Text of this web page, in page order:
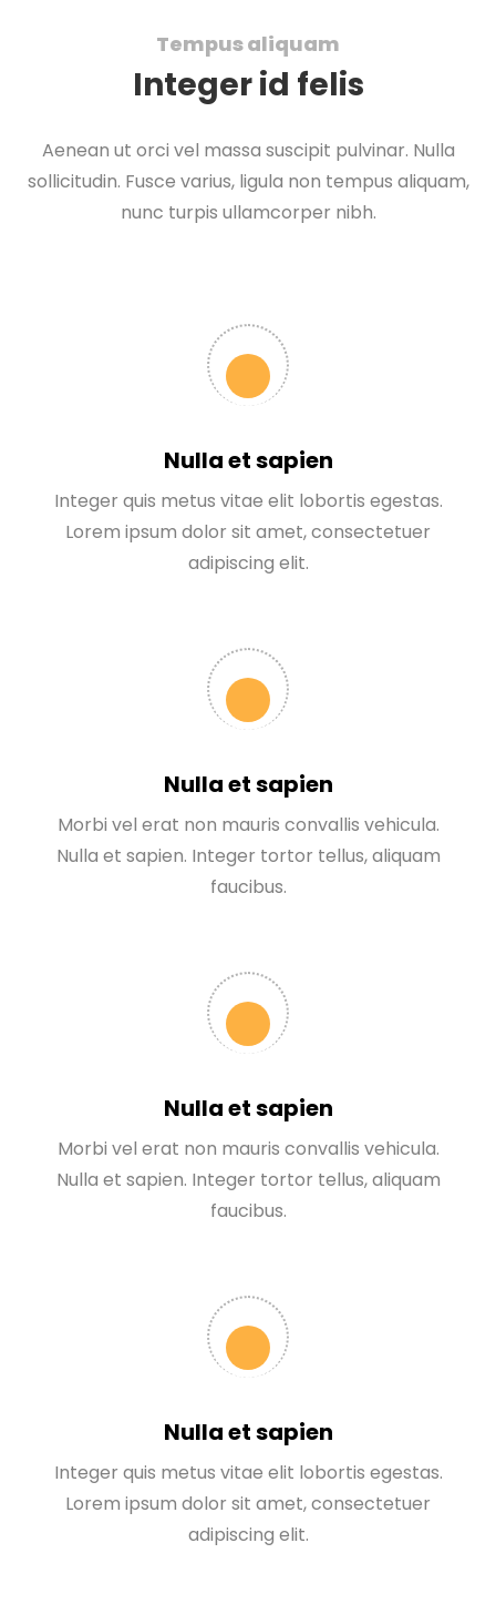
Tempus aliquam
Integer id felis
Aenean ut orci vel massa suscipit pulvinar. Nulla
sollicitudin. Fusce varius, ligula non tempus aliquam,
nunc turpis ullamcorper nibh.
Nulla et sapien
Integer quis metus vitae elit lobortis egestas.
Lorem ipsum dolor sit amet, consectetuer
adipiscing elit.
Nulla et sapien
Morbi vel erat non mauris convallis vehicula.
Nulla et sapien. Integer tortor tellus, aliquam
faucibus.
Nulla et sapien
Morbi vel erat non mauris convallis vehicula.
Nulla et sapien. Integer tortor tellus, aliquam
faucibus.
Nulla et sapien
Integer quis metus vitae elit lobortis egestas.
Lorem ipsum dolor sit amet, consectetuer
adipiscing elit.